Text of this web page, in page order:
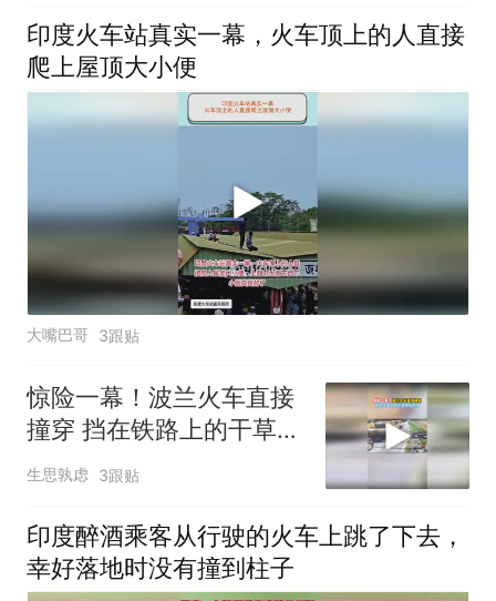
印度火车站真实一幕，火车顶上的人直接
爬上屋顶大小便
大嘴巴哥 3跟贴
惊险一幕！波兰火车直接
撞穿 挡在铁路上的干草卷
拖拉机
生思孰虑 3跟贴
印度醉酒乘客从行驶的火车上跳了下去，
幸好落地时没有撞到柱子